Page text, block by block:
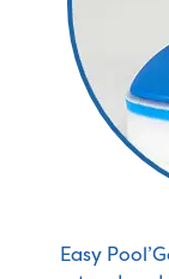
Easy